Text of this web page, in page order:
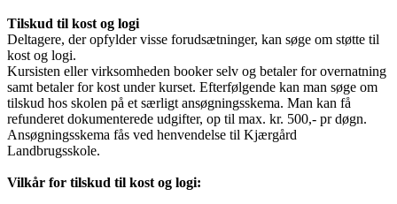
Tilskud til kost og logi
Deltagere, der opfylder visse forudsætninger, kan søge om støtte til
kost og logi.
Kursisten eller virksomheden booker selv og betaler for overnatning
samt betaler for kost under kurset. Efterfølgende kan man søge om
tilskud hos skolen på et særligt ansøgningsskema. Man kan få
refunderet dokumenterede udgifter, op til max. kr. 500,- pr døgn.
Ansøgningsskema fås ved henvendelse til Kjærgård
Landbrugsskole.
Vilkår for tilskud til kost og logi: